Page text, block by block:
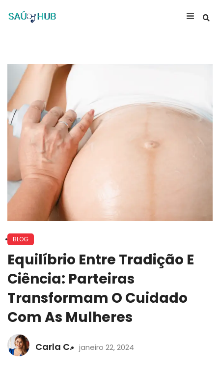
BLOG
Equilíbrio Entre Tradição E
Ciência: Parteiras
Transformam O Cuidado
Com As Mulheres
Carla C. janeiro 22, 2024